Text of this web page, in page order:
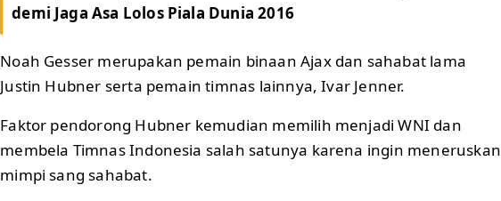
demi Jaga Asa Lolos Piala Dunia 2016
Noah Gesser merupakan pemain binaan Ajax dan sahabat lama
Justin Hubner serta pemain timnas lainnya, Ivar Jenner.
Faktor pendorong Hubner kemudian memilih menjadi WNI dan
membela Timnas Indonesia salah satunya karena ingin meneruskan
mimpi sang sahabat.